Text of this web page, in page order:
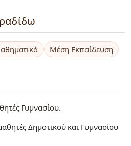
Μέση Εκπαίδευση
Γυμνασίου
Δημοτικού και Γυμνασίου